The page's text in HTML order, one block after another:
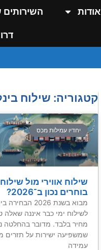
אודות השירותים
קטגוריה: שילוח
יחדיו עמילות מכס
שילוח אווירי מול
בוחרים נכון ב־2026?
מבוא בשנת 2026
לשילוח ימי כבר איננה שאלה
מחיר בלבד. מדובר בהחלטה
שמשפיעה ישירות על תזרים
עמידה